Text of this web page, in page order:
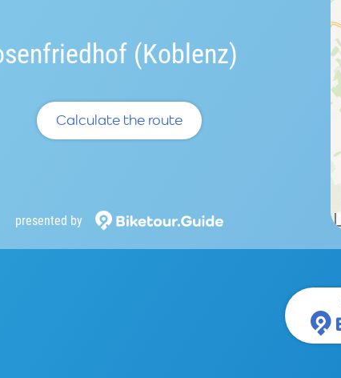
(Koblenz)
Calculate the route
presented by